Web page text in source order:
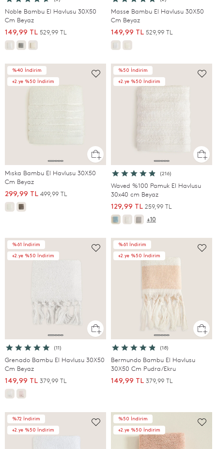
Noble Bambu El Havlusu 30X50
Cm Beyaz
149,99 TL 529,99 TL
Masse Bambu El Havlusu 30X50
Cm Beyaz
149,99 TL 529,99 TL
%40 İndirim
+2.ye %50 İndirim
Mıska Bambu El Havlusu 30X50
Cm Beyaz
299,99 TL 499,99 TL
%50 İndirim
+2.ye %50 İndirim
(216)
Waved %100 Pamuk El Havlusu
30x40 cm Beyaz
129,99 TL 259,99 TL
+10
%61 İndirim
+2.ye %50 İndirim
(11)
Grenado Bambu El Havlusu 30X50
Cm Beyaz
149,99 TL 379,99 TL
%61 İndirim
+2.ye %50 İndirim
(18)
Bermundo Bambu El Havlusu
30X50 Cm Pudra/Ekru
149,99 TL 379,99 TL
%72 İndirim
+2.ye %50 İndirim
%50 İndirim
+2.ye %50 İndirim